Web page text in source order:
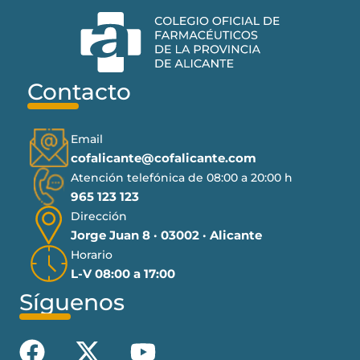
Contacto
Email
cofalicante@cofalicante.com
Atención telefónica de 08:00 a 20:00 h
965 123 123
Dirección
Jorge Juan 8 · 03002 · Alicante
Horario
L-V 08:00 a 17:00
Síguenos